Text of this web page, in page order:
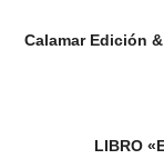
Calamar Edición
LIBRO